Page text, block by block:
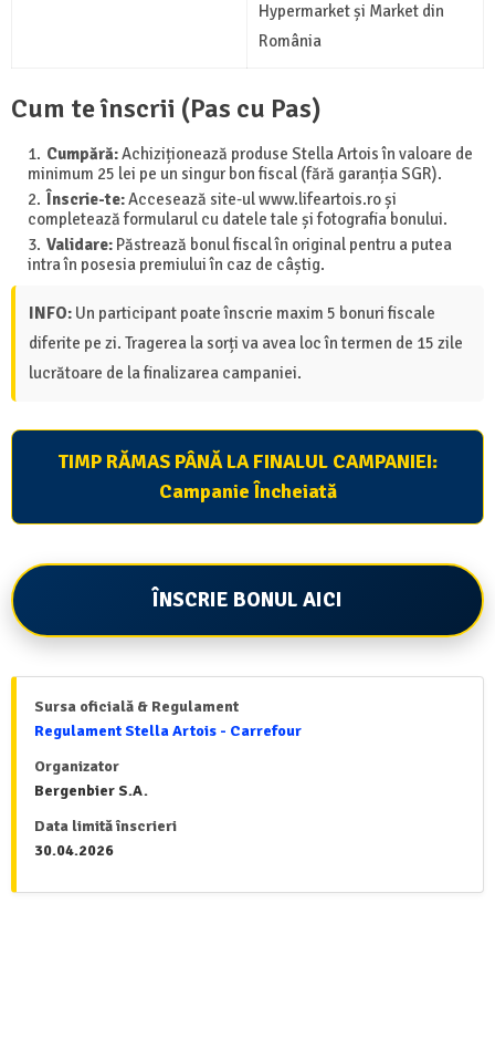
Hypermarket și Market din
România
Cum te înscrii (Pas cu Pas)
Cumpără:Achiziționează produse Stella Artois în valoare de
minimum 25 lei pe un singur bon fiscal (fără garanția SGR).
Înscrie-te:Accesează site-ul www.lifeartois.ro și
completează formularul cu datele tale și fotografia bonului.
Validare: Păstrează bonul fiscal în original pentru a putea
intra în posesia premiului în caz de câștig.
INFO: Un participant poate înscrie maxim 5 bonuri fiscale
diferite pe zi. Tragerea la sorți va avea loc în termen de 15 zile
lucrătoare de la finalizarea campaniei.
TIMP RĂMAS PÂNĂ LA FINALUL CAMPANIEI:
Campanie Încheiată
ÎNSCRIE BONUL AICI
Sursa oficială & Regulament
Regulament Stella Artois - Carrefour
Organizator
Bergenbier S.A.
Data limită înscrieri
30.04.2026